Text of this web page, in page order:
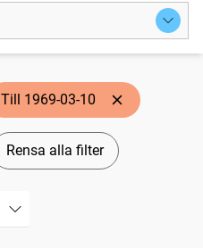
Till 1969-03-10
Rensa alla filter